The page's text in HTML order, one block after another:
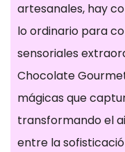
artesanales, hay
lo ordinario para
sensoriales
Chocolate
mágicas que
transformando el
entre la